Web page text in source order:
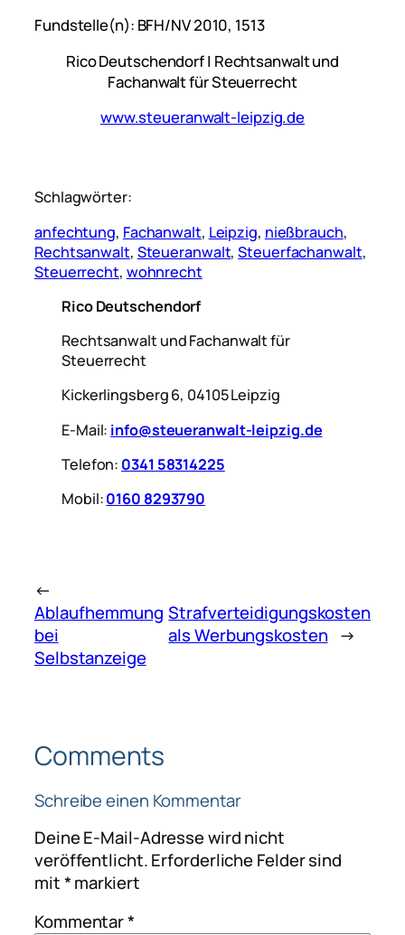
Fundstelle(n): BFH/NV 2010, 1513
Rico Deutschendorf | Rechtsanwalt und
Fachanwalt für Steuerrecht
www.steueranwalt-leipzig.de
Schlagwörter:
anfechtung, Fachanwalt, Leipzig, nießbrauch
Rechtsanwalt, Steueranwalt, Steuerfachanwalt
Steuerrecht, wohnrecht
Rico Deutschendorf
Rechtsanwalt und Fachanwalt für
Steuerrecht
Kickerlingsberg 6, 04105 Leipzig
E-Mail: info@steueranwalt-leipzig.de
Telefon: 0341 58314225
Mobil:0160 8293790
←
Ablaufhemmung
bei
Selbstanzeige
Strafverteidigungskosten
als Werbungskosten →
Comments
Schreibe einen Kommentar
Deine E-Mail-Adresse wird nicht
veröffentlicht.Erforderliche Felder sind
mit*markiert
Kommentar*